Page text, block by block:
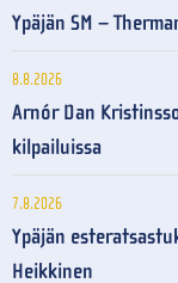
Ypäjän SM –
8.8.2026
Arnór Dan
kilpailuissa
7.8.2026
Ypäjän
Heikkinen